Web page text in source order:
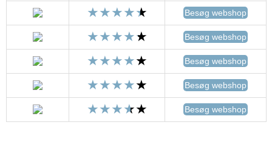
Besøg webshop
Besøg webshop
Besøg webshop
Besøg webshop
Besøg webshop